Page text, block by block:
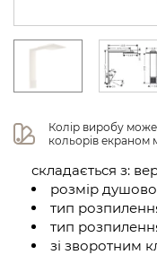
Колір виробу може
кольорів екраном
складається з:
розмір
тип
тип
зі зворотним